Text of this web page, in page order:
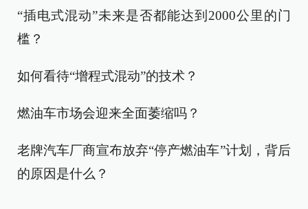
“插电式混动”未来是否都能达到2000公里的门
槛？
如何看待“增程式混动”的技术？
燃油车市场会迎来全面萎缩吗？
老牌汽车厂商宣布放弃“停产燃油车”计划，背后
的原因是什么？